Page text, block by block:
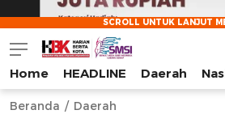
HarianBeritaKota
Mengabarkan Setiap Detil,
Home HEADLINE Daerah
Beranda Daerah